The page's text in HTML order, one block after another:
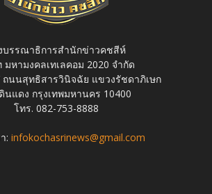
บรรณาธิการสำนักข่าวคชสีห์
มหามงคลเทเลคอม 2020 จำกัด
ถนนสุทธิสารวินิจฉัย แขวงรัชดาภิเษก
นแดง กรุงเทพมหานคร 10400
โทร. 082-753-8888
: infokochasrinews@gmail.com